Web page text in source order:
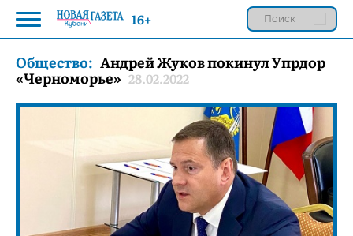
Общество: Андрей Жуков покинул Упрдор
«Черноморье» 28.02.2022
16+